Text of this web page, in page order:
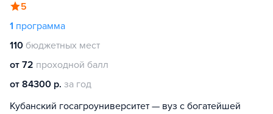
5
1 программа
110 бюджетных мест
от 72 проходной балл
от 84300 р. за год
Кубанский госагроуниверситет — вуз с богатейшей